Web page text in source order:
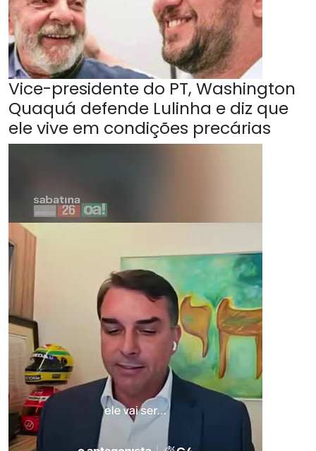
Vice-presidente do PT, Washington
Quaquá defende Lulinha e diz que
ele vive em condições precárias